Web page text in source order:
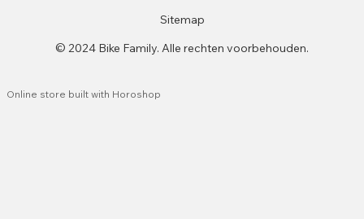
Sitemap
© 2024 Bike Family. Alle rechten voorbehouden.
Online store built with Horoshop